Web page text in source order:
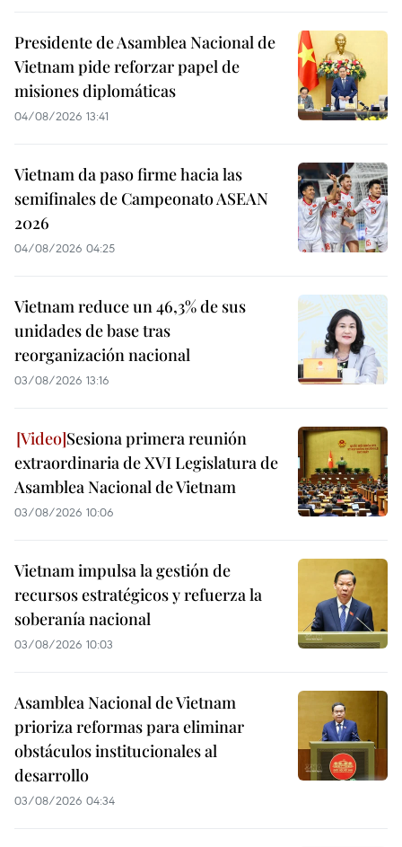
Presidente de Asamblea Nacional de
Vietnam pide reforzar papel de
misiones diplomáticas
04/08/2026 13:41
Vietnam da paso firme hacia las
semifinales de Campeonato ASEAN
2026
04/08/2026 04:25
Vietnam reduce un 46,3% de sus
unidades de base tras
reorganización nacional
03/08/2026 13:16
Sesiona primera reunión
extraordinaria de XVI Legislatura de
Asamblea Nacional de Vietnam
03/08/2026 10:06
Vietnam impulsa la gestión de
recursos estratégicos y refuerza la
soberanía nacional
03/08/2026 10:03
Asamblea Nacional de Vietnam
prioriza reformas para eliminar
obstáculos institucionales al
desarrollo
03/08/2026 04:34